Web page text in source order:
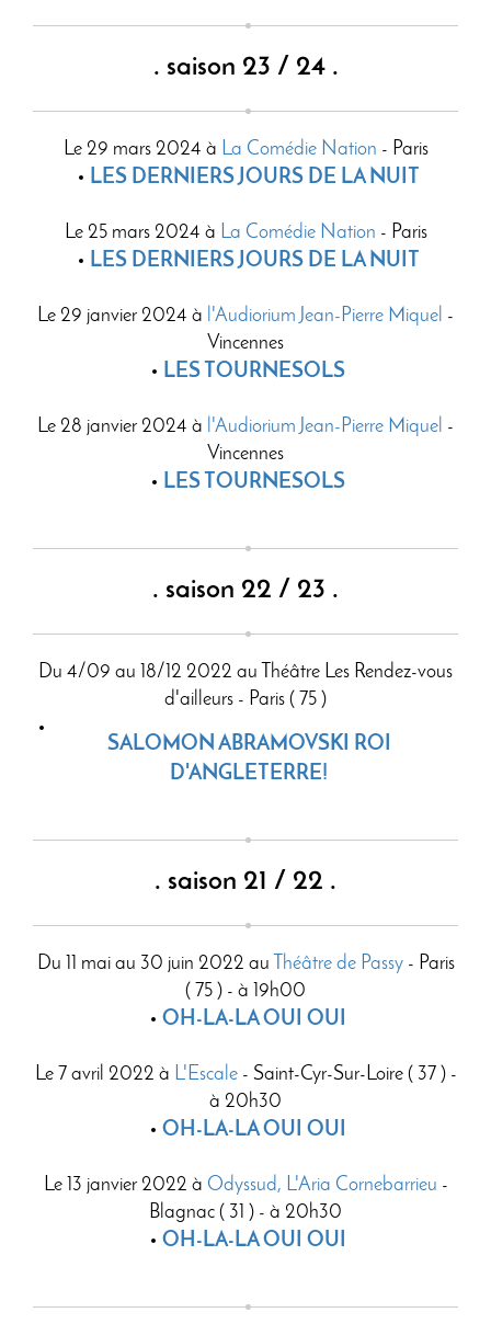
. saison 23 / 24 .
Le 29 mars 2024 à La Comédie Nation - Paris
LES DERNIERS JOURS DE LA NUIT
Le 25 mars 2024 à La Comédie Nation - Paris
LES DERNIERS JOURS DE LA NUIT
Le 29 janvier 2024 à l'Audiorium Jean-Pierre Miquel -
Vincennes
LES TOURNESOLS
Le 28 janvier 2024 à l'Audiorium Jean-Pierre Miquel -
Vincennes
LES TOURNESOLS
. saison 22 / 23 .
Du 4/09 au 18/12 2022 au Théâtre Les Rendez-vous
d'ailleurs - Paris ( 75 )
SALOMON ABRAMOVSKI ROI
D'ANGLETERRE!
. saison 21 / 22 .
Du 11 mai au 30 juin 2022 au Théâtre de Passy- Paris
( 75 ) - à 19h00
OH-LA-LA OUI OUI
Le 7 avril 2022 à L'Escale- Saint-Cyr-Sur-Loire ( 37 ) -
à 20h30
OH-LA-LA OUI OUI
Le 13 janvier 2022 à Odyssud, L'Aria Cornebarrieu -
Blagnac ( 31 ) - à 20h30
OH-LA-LA OUI OUI